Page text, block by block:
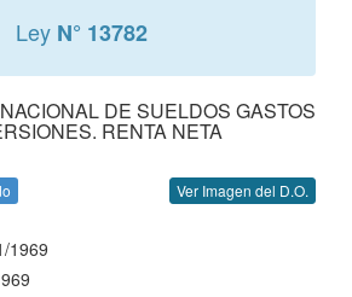
Ley N° 13782
DE SUELDOS GASTOS
RENTA NETA
Ver Imagen del D.O.
1969